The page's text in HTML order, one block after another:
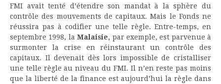
FMI avait tenté d’étendre son mandat à la sphère du
contrôle des mouvements de capitaux. Mais le Fonds ne
réussira pas à codifier une telle règle. Entre-temps, en
septembre 1998, laMalaisie, par exemple, est parvenue à
surmonter la crise en réinstaurant un contrôle des
capitaux. Il devenait dès lors impossible de cristalliser
une telle règle au niveau du FMI. Il n’en reste pas moins
que la liberté de la finance est aujourd’hui la règle dans